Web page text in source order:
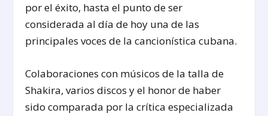
por el éxito, hasta el punto de ser
considerada al día de hoy una de las
principales voces de la cancionística cubana.
Colaboraciones con músicos de la talla de
Shakira, varios discos y el honor de haber
sido comparada por la crítica especializada